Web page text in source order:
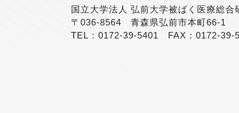
国立大学法人 弘前大学被ばく医療総合
〒036-8564 青森県弘前市本町66-1
TEL：0172-39-5401 FAX：0172-39-